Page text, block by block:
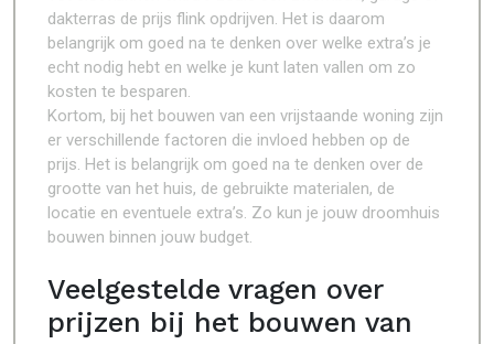
dakterras de prijs flink opdrijven. Het is daarom
belangrijk om goed na te denken over welke extra’s je
echt nodig hebt en welke je kunt laten vallen om zo
kosten te besparen.
Kortom, bij het bouwen van een vrijstaande woning zijn
er verschillende factoren die invloed hebben op de
prijs. Het is belangrijk om goed na te denken over de
grootte van het huis, de gebruikte materialen, de
locatie en eventuele extra’s. Zo kun je jouw droomhuis
bouwen binnen jouw budget.
Veelgestelde vragen over
prijzen bij het bouwen van